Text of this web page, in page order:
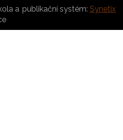
publikační systém: Synetix
a